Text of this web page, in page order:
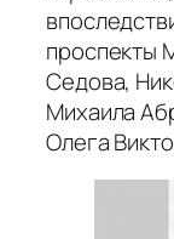
проспекты
Седова,
Михаила
Олега